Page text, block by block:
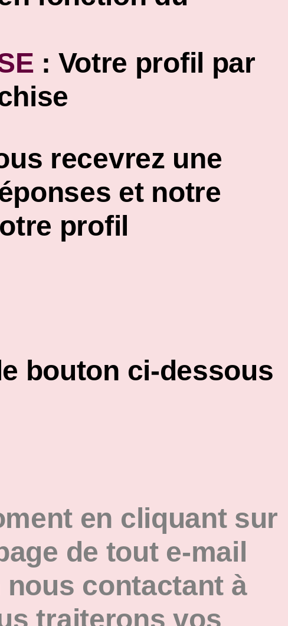
: Votre profil par
recevrez une
et notre
profil
bouton ci-dessous
en cliquant sur
de tout e-mail
contactant à
traiterons vos